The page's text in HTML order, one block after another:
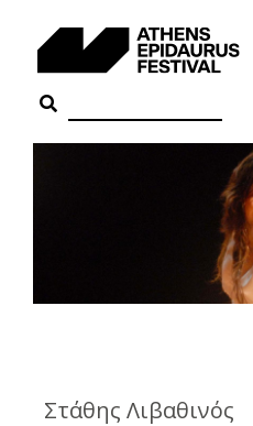
Στάθης Λιβαθινός